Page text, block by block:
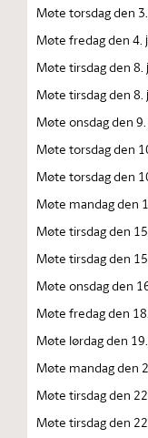
Møte torsdag den
Møte fredag den 4.
Møte tirsdag den 8.
Møte tirsdag den 8.
Møte onsdag den
Møte torsdag den
Møte torsdag den
Møte mandag den
Møte tirsdag den
Møte tirsdag den
Møte onsdag den
Møte fredag den
Møte lørdag den
Møte mandag den
Møte tirsdag den
Møte tirsdag den